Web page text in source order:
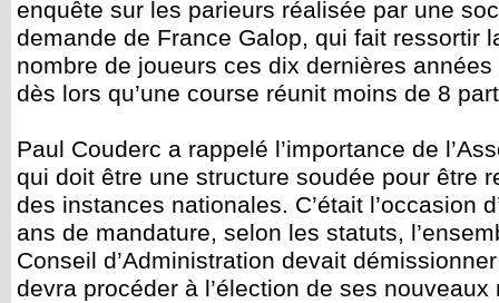
enquête sur les parieurs réalisée par une
demande de France Galop, qui fait ressortir
nombre de joueurs ces dix dernières
dès lors qu’une course réunit moins de 8
Paul Couderc a rappelé l’importance de
qui doit être une structure soudée pour être
des instances nationales. C’était l’occasion
ans de mandature, selon les statuts,
Conseil d’Administration devait
devra procéder à l’élection de ses nouveaux